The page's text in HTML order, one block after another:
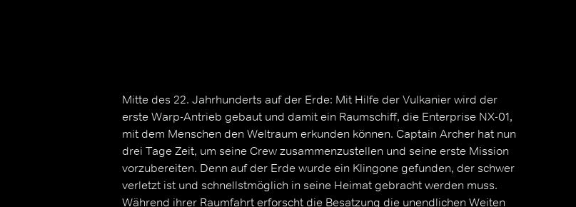
Mitte des 22. Jahrhunderts auf der Erde: Mit Hilfe der Vulkanier wird der
erste Warp-Antrieb gebaut und damit ein Raumschiff, die Enterprise NX-01,
mit dem Menschen den Weltraum erkunden können. Captain Archer hat nun
drei Tage Zeit, um seine Crew zusammenzustellen und seine erste Mission
vorzubereiten. Denn auf der Erde wurde ein Klingone gefunden, der schwer
verletzt ist und schnellstmöglich in seine Heimat gebracht werden muss.
Während ihrer Raumfahrt erforscht die Besatzung die unendlichen Weiten